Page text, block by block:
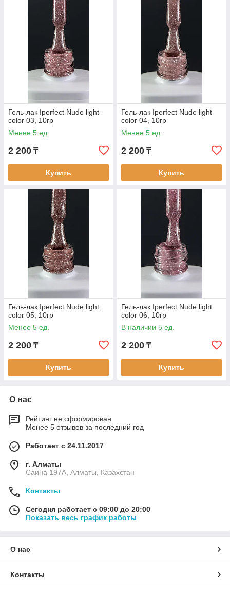
Гель-лак Iperfect Nude light
color 03, 10гр
Менее 5 ед.
2 200 ₸
Купить
Гель-лак Iperfect Nude light
color 04, 10гр
Менее 5 ед.
2 200 ₸
Купить
Гель-лак Iperfect Nude light
color 05, 10гр
Менее 5 ед.
2 200 ₸
Купить
Гель-лак Iperfect Nude light
color 06, 10гр
В наличии 5 ед.
2 200 ₸
Купить
О нас
Рейтинг не сформирован
Менее 5 отзывов за последний год
Работает с 24.11.2017
г. Алматы
Саина 197А, Алматы, Казахстан
Контакты
Сегодня работает с 09:00 до 20:00
Показать весь график работы
О нас
Контакты